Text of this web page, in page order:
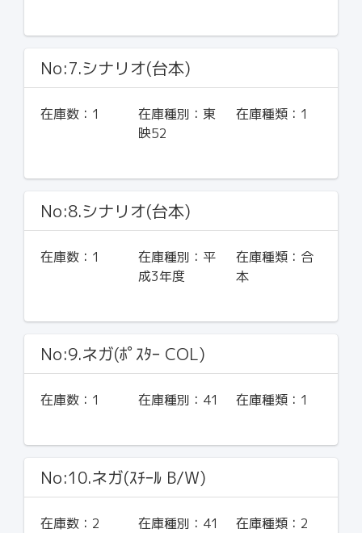
No:7.シナリオ(台本)
在庫数： 1 在庫種別： 東
映52
在庫種類： 1
No:8.シナリオ(台本)
在庫数： 1 在庫種別： 平
成3年度
在庫種類： 合
本
No:9.ネガ(ﾎﾟｽﾀｰ COL)
在庫数： 1 在庫種別： 41 在庫種類： 1
No:10.ネガ(ｽﾁｰﾙ B/W)
在庫数： 2 在庫種別： 41 在庫種類： 2